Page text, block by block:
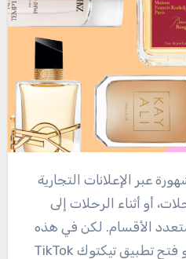
أو أثناء الرحلات إلى
الأقسام. لكن في هذه
الأيام، كل ما عليك فعله هو فتح تطبيق تيكتوك TikTok